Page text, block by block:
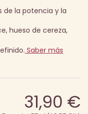
de la potencia y la
hueso de cereza,
Saber más
31,90 €